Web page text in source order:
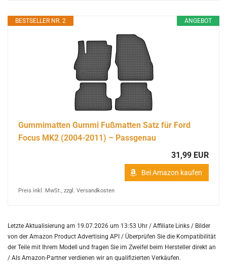
ANGEBOT
BESTSELLER NR. 2
Gummimatten Gummi Fußmatten Satz für Ford
Focus MK2 (2004-2011) – Passgenau
31,99 EUR
Bei Amazon kaufen
Preis inkl. MwSt., zzgl. Versandkosten
Letzte Aktualisierung am 19.07.2026 um 13:53 Uhr / Affiliate Links / Bilder
von der Amazon Product Advertising API / Überprüfen Sie die Kompatibilität
der Teile mit Ihrem Modell und fragen Sie im Zweifel beim Hersteller direkt an
/ Als Amazon-Partner verdienen wir an qualifizierten Verkäufen.